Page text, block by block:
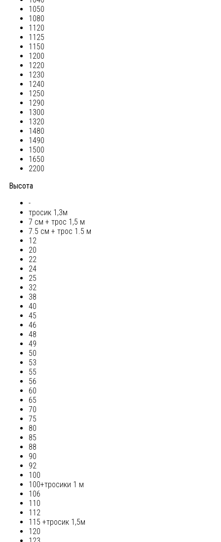
1050
1080
1120
1125
1150
1200
1220
1230
1240
1250
1290
1300
1320
1480
1490
1500
1650
2200
Высота
-
тросик 1,3м
7 см + трос 1,5 м
7.5 см + трос 1.5 м
12
20
22
24
25
32
38
40
45
46
48
49
50
53
55
56
60
65
70
75
80
85
88
90
92
100
100+тросики 1 м
106
110
112
115 +тросик 1,5м
120